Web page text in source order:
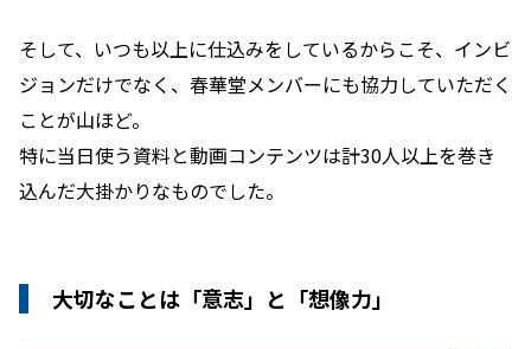
そして、いつも以上に仕込みをしているからこそ、インビ
ジョンだけでなく、春華堂メンバーにも協力していただく
ことが山ほど。
特に当日使う資料と動画コンテンツは計30人以上を巻き
込んだ大掛かりなものでした。
大切なことは「意志」と「想像力」